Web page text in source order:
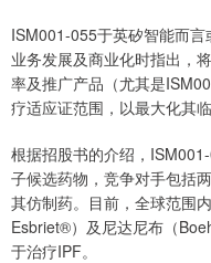
ISM001-055于英矽智能而
业务发展及商业化时指出，
率及推广产品（尤其是
疗适应证范围，以最大化其临
根据招股书的介绍，
子候选药物，竞争对手包括
其仿制药。目前，全球范围
Esbriet®）及尼达尼布（
于治疗IPF。